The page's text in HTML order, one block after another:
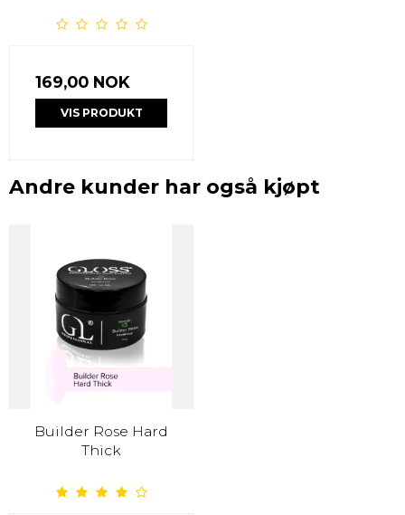
169,00 NOK
VIS PRODUKT
Andre kunder har også kjøpt
Builder Rose Hard
Thick